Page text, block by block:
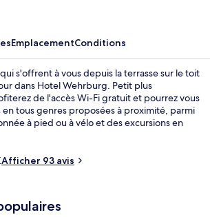
EmplacementConditions
s'offrent à vous depuis la terrasse sur le toit
dans Hotel Wehrburg. Petit plus
de l'accès Wi-Fi gratuit et pourrez vous
tous genres proposées à proximité, parmi
à pied ou à vélo et des excursions en
Afficher 93 avis